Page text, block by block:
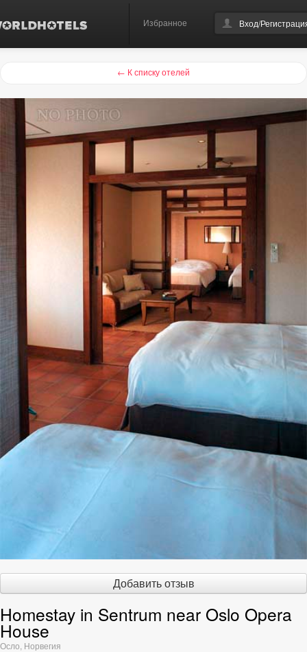
Избранное Вход/
← К списку отелей
Добавить отзыв
Homestay in Sentrum near Oslo Opera
House
Осло Норвегия